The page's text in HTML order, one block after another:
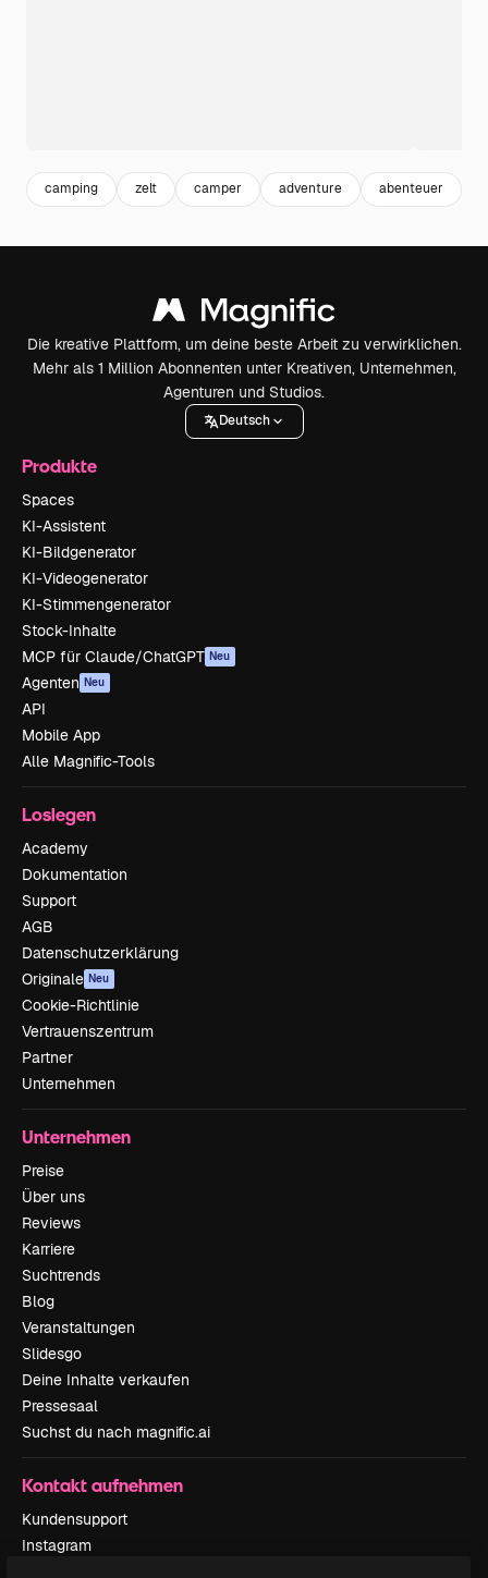
camping zelt camper adventure abenteuer
Die kreative Plattform, um deine beste Arbeit zu verwirklichen.
Mehr als 1 Million Abonnenten unter Kreativen, Unternehmen,
Agenturen und Studios.
Deutsch
Produkte
Spaces
KI-Assistent
KI-Bildgenerator
KI-Videogenerator
KI-Stimmengenerator
Stock-Inhalte
MCP für Claude/ChatGPT Neu
Agenten Neu
API
Mobile App
Alle Magnific-Tools
Loslegen
Academy
Dokumentation
Support
AGB
Datenschutzerklärung
Originale Neu
Cookie-Richtlinie
Vertrauenszentrum
Partner
Unternehmen
Unternehmen
Preise
Über uns
Reviews
Karriere
Suchtrends
Blog
Veranstaltungen
Slidesgo
Deine Inhalte verkaufen
Pressesaal
Suchst du nach magnific.ai
Kontakt aufnehmen
Kundensupport
Instagram